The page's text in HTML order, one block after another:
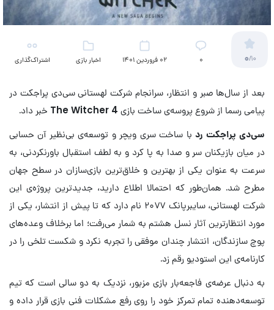
0/10 ۰ 02 فروردین 1401 اخبار بازی اشتراک‌گذاری
بعد از سال‌ها صبر و انتظار، سرانجام شرکت لهستانی سی‌دی پراجکت در
پیامی رسما از شروع پروسه‌ی ساخت بازی The Witcher 4 خبر داد.
سی‌دی پراجکت ردبا ساخت سری ویچر و توسعه‌ی بی‌نظیر آن حسابی
در میان بازیکنان سر و صدا به پا کرد و به لطف استقبال باورنکردنی، به
سرعت به عنوان یکی از بهترین و خلاق‌ترین بازی‌سازان در سطح جهان
مطرح شد. همان‌طور که احتمالا اطلاع دارید، جدیدترین پروژه‌ی این
شرکت لهستانی، سایبرپانک ۲۰۷۷ نام دارد که تا پیش از انتشار، یکی از
مورد انتظارترین آثار نسل هشتم به شمار می‌رفت؛ اما برخلاف وعده‌های
پوچ سازندگان، انتشار چندان موفقی را تجربه نکرد و شکست تلخی را در
کارنامه‌‎ی این استودیو رقم زد.
به دنبال عرضه‌ی فاجعه‌بار بازی مزبور، نزدیک به دو سالی است که تیم
توسعه‌دهنده تمام تمرکز خود را روی رفع مشکلات فنی بازی قرار داده و